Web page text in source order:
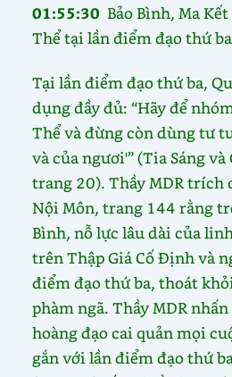
01:55:30Bảo Bình, Ma
Thể tại lần điểm đạo thứ ba
Tại lần điểm đạo thứ ba,
dụng đầy đủ: “Hãy để
Thể và đừng còn dùng tư
và của ngươi'” (Tia Sáng
trang 20). Thầy MDR trích
Nội Môn, trang 144 rằng
Bình, nỗ lực lâu dài của
trên Thập Giá Cố Định và
điểm đạo thứ ba, thoát
phàm ngã. Thầy MDR
hoàng đạo cai quản mọi
gắn với lần điểm đạo thứ